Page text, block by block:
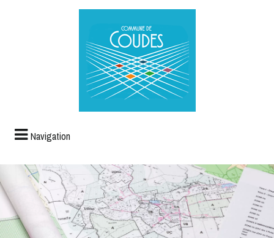
Navigation